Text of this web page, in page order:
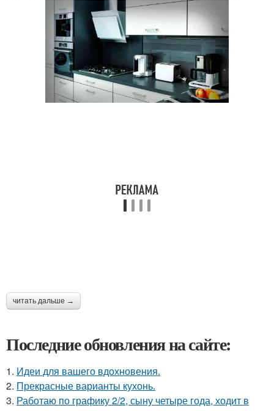
читать дальше →
Последние обновления на сайте:
1. Идеи для вашего вдохновения.
2. Прекрасные варианты кухонь.
3. Работаю по графику 2/2, сыну четыре года, ходит в